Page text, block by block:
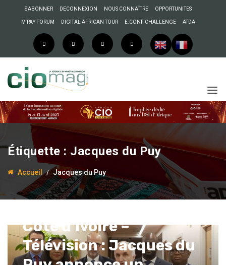
S’ABONNER DECONNEXION NOUS CONNAÎTRE OPPORTUNITES
M PAY FORUM DIGITAL AFRICAN TOUR E.CONF CHALLENGE ATDA
Étiquette : Jacques du Puy
Accueil Jacques du Puy
Côte d’Ivoire –
Télévision : Jacques du